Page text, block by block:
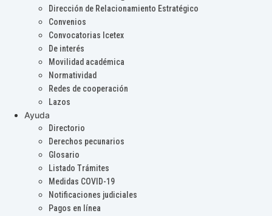
Dirección de Relacionamiento Estratégico
Convenios
Convocatorias Icetex
De interés
Movilidad académica
Normatividad
Redes de cooperación
Lazos
Ayuda
Directorio
Derechos pecunarios
Glosario
Listado Trámites
Medidas COVID-19
Notificaciones judiciales
Pagos en línea